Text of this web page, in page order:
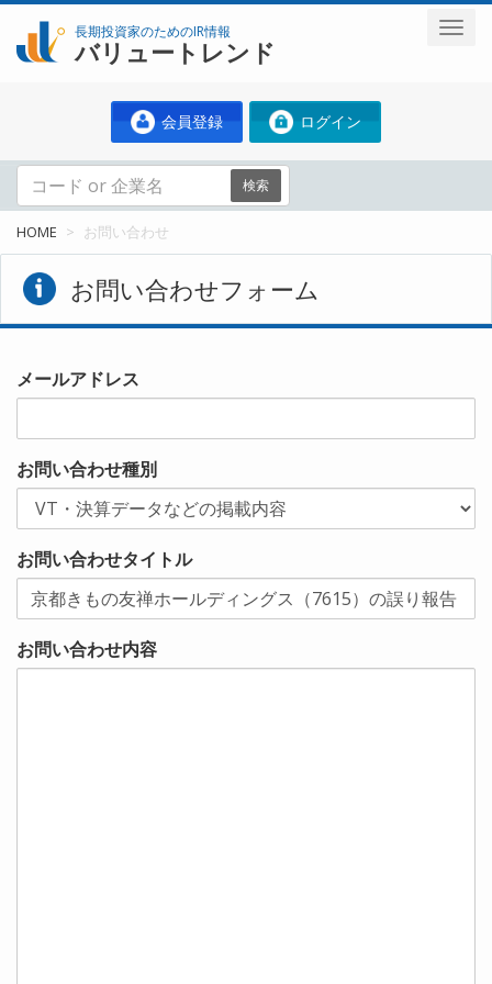
長期投資家のためのIR情報
バリュートレンド
会員登録 ログイン
検索
HOME お問い合わせ
お問い合わせフォーム
メールアドレス
お問い合わせ種別
お問い合わせタイトル
お問い合わせ内容